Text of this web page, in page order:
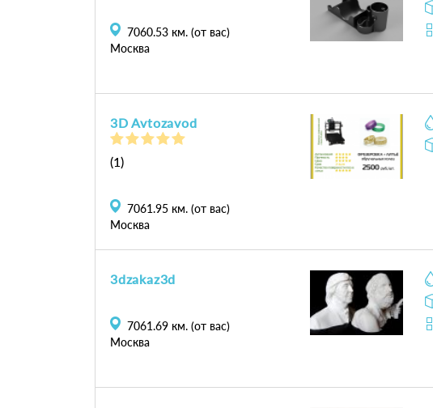
7060.53 км. (от вас)
Москва
3D Avtozavod
(1)
7061.95 км. (от вас)
Москва
3dzakaz3d
7061.69 км. (от вас)
Москва